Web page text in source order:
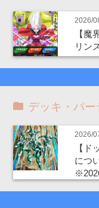
2026/
【魔
リン
デッキ・パ
2026/
【ド
につ